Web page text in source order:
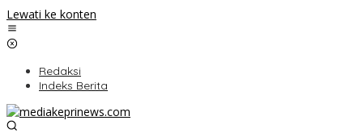
Lewati ke konten
Redaksi
Indeks Berita